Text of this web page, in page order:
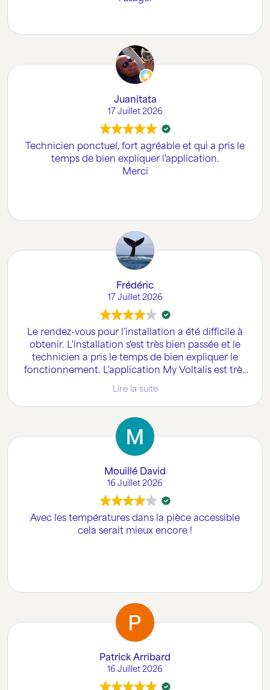
Juanitata
17 Juillet 2026
Technicien ponctuel, fort agréable et qui a pris le
temps de bien expliquer l'application.
Merci
Frédéric
17 Juillet 2026
Le rendez-vous pour l'installation a été difficile à
obtenir. L'installation s'est très bien passée et le
technicien a pris le temps de bien expliquer le
fonctionnement. L'application My Voltalis est très
consommations du logement y compris les
appareils non connectés. Il est possible
d'individualiser la consommation électrique de
chacun des appareils connectés heure par heure.
Très bonne expérience à recommander.
Lire la suite
Mouillé David
16 Juillet 2026
Avec les températures dans la pièce accessible
cela serait mieux encore !
Patrick Arribard
16 Juillet 2026